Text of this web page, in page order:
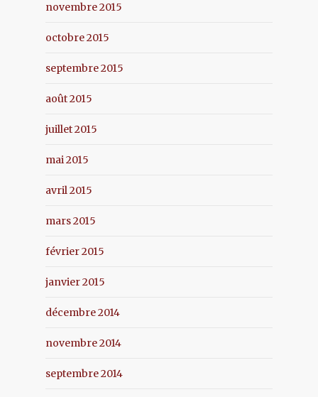
novembre 2015
octobre 2015
septembre 2015
août 2015
juillet 2015
mai 2015
avril 2015
mars 2015
février 2015
janvier 2015
décembre 2014
novembre 2014
septembre 2014